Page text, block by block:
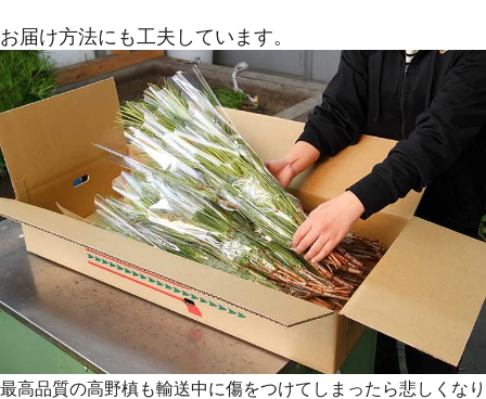
お届け方法にも工夫しています。
最高品質の高野槙も輸送中に傷をつけてしまったら悲しくなり